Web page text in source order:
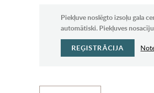
Piekļuve noslēgto izsoļu gala
automātiski. Piekļuves
REĢISTRĀCIJA